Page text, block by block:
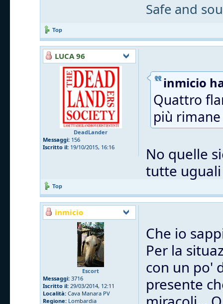
Safe and
Top
LUCA 96
DeadLander
Messaggi: 156
Iscritto il: 19/10/2015, 16:16
inmicio
Quattro
più
No quelle
tutte uguali
Top
inmicio
Escort
Messaggi: 3716
Iscritto il: 29/03/2014, 12:11
Località: Cava Manara PV
Regione: Lombardia
Che io
Per la
con un po'
presente